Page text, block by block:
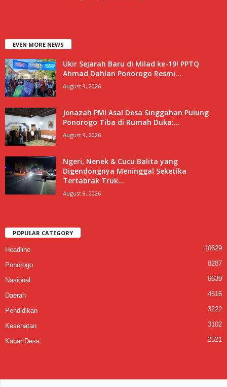
EVEN MORE NEWS
Ukir Sejarah Baru di Milad ke-19! PPTQ
Ahmad Dahlan Ponorogo Resmi...
August 9, 2026
Jenazah PMI Asal Desa Singgahan Pulung
Ponorogo Tiba di Rumah Duka:...
August 9, 2026
Ngeri, Nenek & Cucu Balita yang
Digendongnya Meninggal Seketika
Tertabrak Truk...
August 8, 2026
POPULAR CATEGORY
Headline 10629
Ponorogo 8287
Nasional 6639
Daerah 4516
Pendidikan 3222
Kesehatan 3102
Kabar Desa 2521